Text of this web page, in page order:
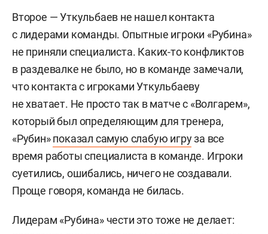
Второе — Уткульбаев не нашел контакта
с лидерами команды. Опытные игроки «Рубина»
не приняли специалиста. Каких-то конфликтов
в раздевалке не было, но в команде замечали,
что контакта с игроками Уткульбаеву
не хватает. Не просто так в матче с «Волгарем»,
который был определяющим для тренера,
«Рубин»показал самую слабую игруза все
время работы специалиста в команде. Игроки
суетились, ошибались, ничего не создавали.
Проще говоря, команда не билась.
Лидерам «Рубина» чести это тоже не делает: